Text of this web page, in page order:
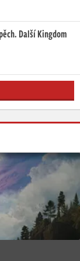
Další Kingdom